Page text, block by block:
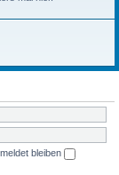
bleiben